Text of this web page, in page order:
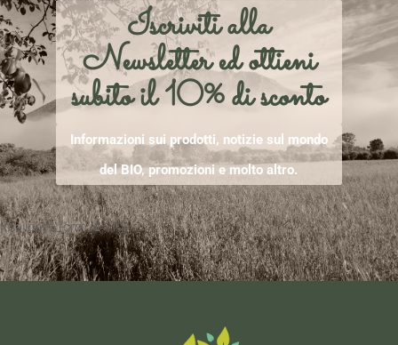
Iscriviti alla
Newsletter ed ottieni
subito il 10% di sconto
Informazioni sui prodotti, notizie sul mondo
del BIO, promozioni e molto altro.
[mailpoet_form id="1"]